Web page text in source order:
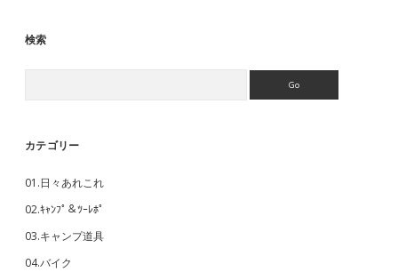
検索
カテゴリー
01.日々あれこれ
02.ｷｬﾝﾌﾟ＆ﾂｰﾚﾎﾟ
03.キャンプ道具
04.バイク